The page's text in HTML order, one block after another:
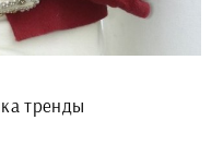
тренды